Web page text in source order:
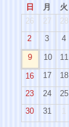
日 月 火
26
27 28
2
3 4
9 10 11
16 17 18
23
24 25
30
31 1